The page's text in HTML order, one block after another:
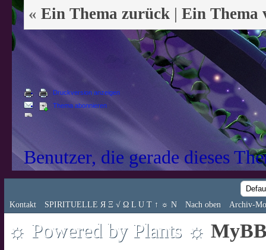
« Ein Thema zurück | Ein Thema
Druckversion anzeigen
Thema abonnieren
Benutzer, die gerade dieses
Kontakt SPIRITUELLE Я Ξ √ Ω L U T ↑ ☼ N Nach oben Archiv-
☼ Powered by Plants ☼